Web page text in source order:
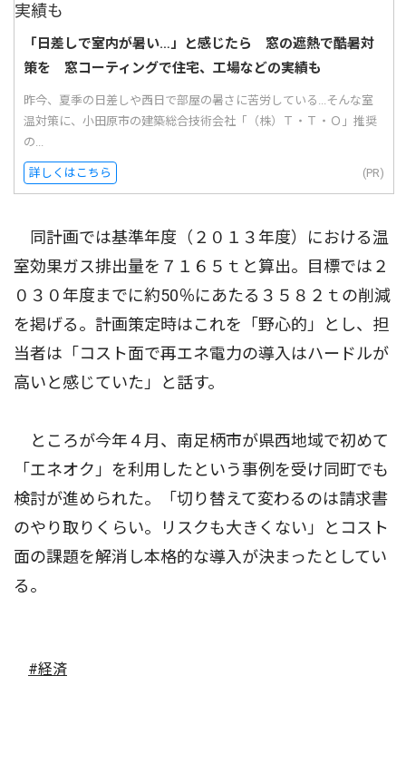
「日差しで室内が暑い…」と感じたら 窓の遮熱で酷暑対
策を 窓コーティングで住宅、工場などの実績も
昨今、夏季の日差しや西日で部屋の暑さに苦労している...そんな室
温対策に、小田原市の建築総合技術会社「（株）Ｔ・Ｔ・Ｏ」推奨
の...
詳しくはこちら (PR)
同計画では基準年度（２０１３年度）における温
室効果ガス排出量を７１６５ｔと算出。目標では２
０３０年度までに約50％にあたる３５８２ｔの削減
を掲げる。計画策定時はこれを「野心的」とし、担
当者は「コスト面で再エネ電力の導入はハードルが
高いと感じていた」と話す。
ところが今年４月、南足柄市が県西地域で初めて
「エネオク」を利用したという事例を受け同町でも
検討が進められた。「切り替えて変わるのは請求書
のやり取りくらい。リスクも大きくない」とコスト
面の課題を解消し本格的な導入が決まったとしてい
る。
#経済